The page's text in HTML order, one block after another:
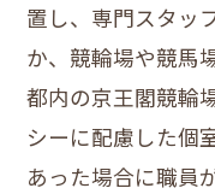
置し、専門スタッ
か、競輪場や競馬
都内の京王閣競輪
シーに配慮した個
あった場合に職員